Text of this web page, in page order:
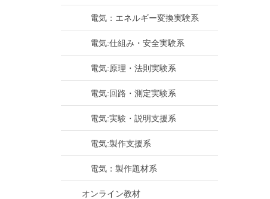
電気：エネルギー変換実験系
電気:仕組み・安全実験系
電気:原理・法則実験系
電気:回路・測定実験系
電気:実験・説明支援系
電気:製作支援系
電気：製作題材系
オンライン教材